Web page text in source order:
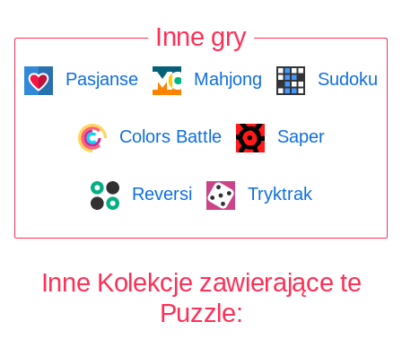
Inne gry
Pasjanse Mahjong Sudoku
Colors Battle Saper
Reversi Tryktrak
Inne Kolekcje zawierające te
Puzzle: